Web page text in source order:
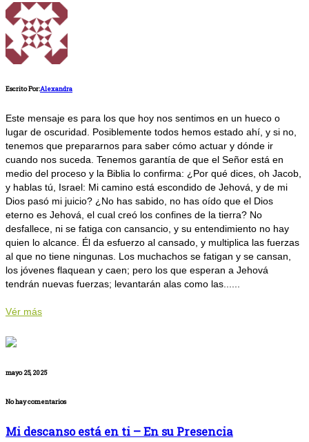
Escrito Por:Alexandra
Este mensaje es para los que hoy nos sentimos en un hueco o
lugar de oscuridad. Posiblemente todos hemos estado ahí, y si no,
tenemos que prepararnos para saber cómo actuar y dónde ir
cuando nos suceda. Tenemos garantía de que el Señor está en
medio del proceso y la Biblia lo confirma: ¿Por qué dices, oh Jacob,
y hablas tú, Israel: Mi camino está escondido de Jehová, y de mi
Dios pasó mi juicio? ¿No has sabido, no has oído que el Dios
eterno es Jehová, el cual creó los confines de la tierra? No
desfallece, ni se fatiga con cansancio, y su entendimiento no hay
quien lo alcance. Él da esfuerzo al cansado, y multiplica las fuerzas
al que no tiene ningunas. Los muchachos se fatigan y se cansan,
los jóvenes flaquean y caen; pero los que esperan a Jehová
tendrán nuevas fuerzas; levantarán alas como las......
Vér más
mayo 25, 2025
No hay comentarios
Mi descanso está en ti – En su Presencia